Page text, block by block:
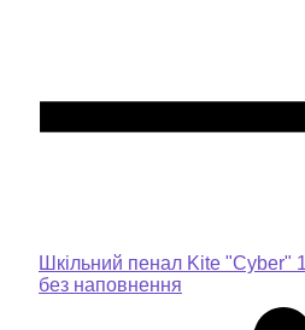
Шкільний пенал Kite "Cyber"
без наповнення